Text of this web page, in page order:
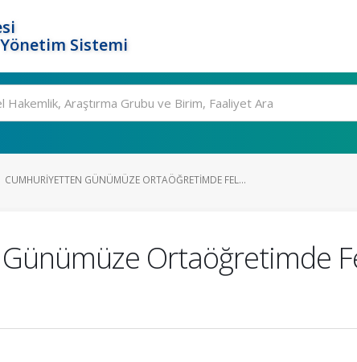
Sistemi
CUMHURIYETTEN GÜNÜMÜZE ORTAÖĞRETIMDE FEL...
Ortaöğretimde